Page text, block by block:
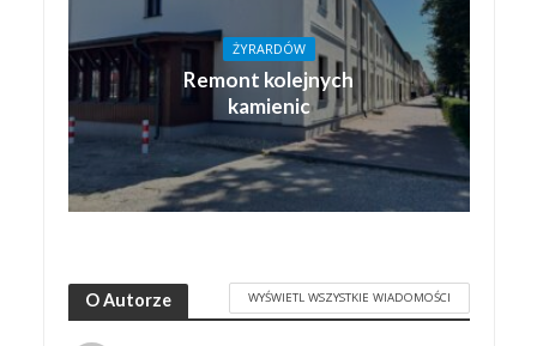
ŻYRARDÓW
Remont kolejnych
kamienic
O Autorze WYŚWIETL WSZYSTKIE WIADOMOŚCI